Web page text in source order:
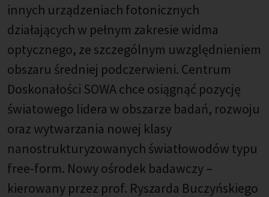
innych urządzeniach fotonicznych
działających w pełnym zakresie widma
optycznego, ze szczególnym uwzględnieniem
obszaru średniej podczerwieni. Centrum
Doskonałości SOWA chce osiągnąć pozycję
światowego lidera w obszarze badań, rozwoju
oraz wytwarzania nowej klasy
nanostrukturyzowanych światłowodów typu
free-form. Nowy ośrodek badawczy –
kierowany przez prof. Ryszarda Buczyńskiego